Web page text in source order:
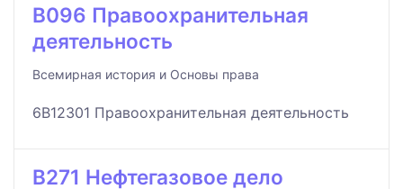
B096 Правоохранительная
деятельность
Всемирная история и Основы права
6B12301 Правоохранительная деятельность
B271 Нефтегазовое дело